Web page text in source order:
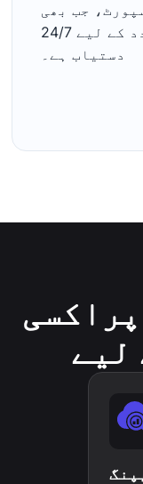
جب بھی
آپ کو ضرورت ہو آپ کی مدد کے لیے 24/7
دستیاب ہے۔
لیے